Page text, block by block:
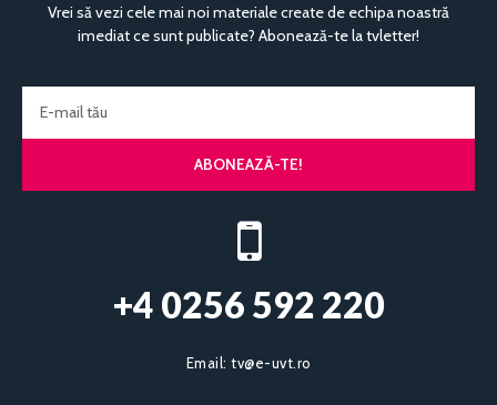
Vrei să vezi cele mai noi materiale create de echipa noastră
imediat ce sunt publicate? Abonează-te la tvletter!
ABONEAZĂ-TE!
+4 0256 592 220​
Email: tv@e-uvt.ro